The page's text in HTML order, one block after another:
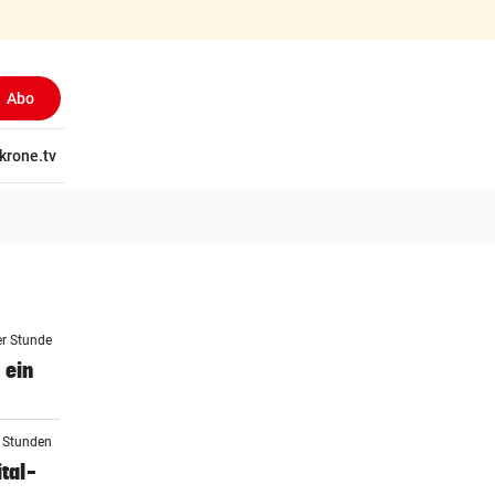
Abo
krone.tv
Stunde
ein